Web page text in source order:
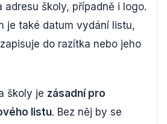
adresu školy, případně i logo.
je také datum vydání listu,
do razítka nebo jeho
školy je zásadní pro
listu. Bez něj by se